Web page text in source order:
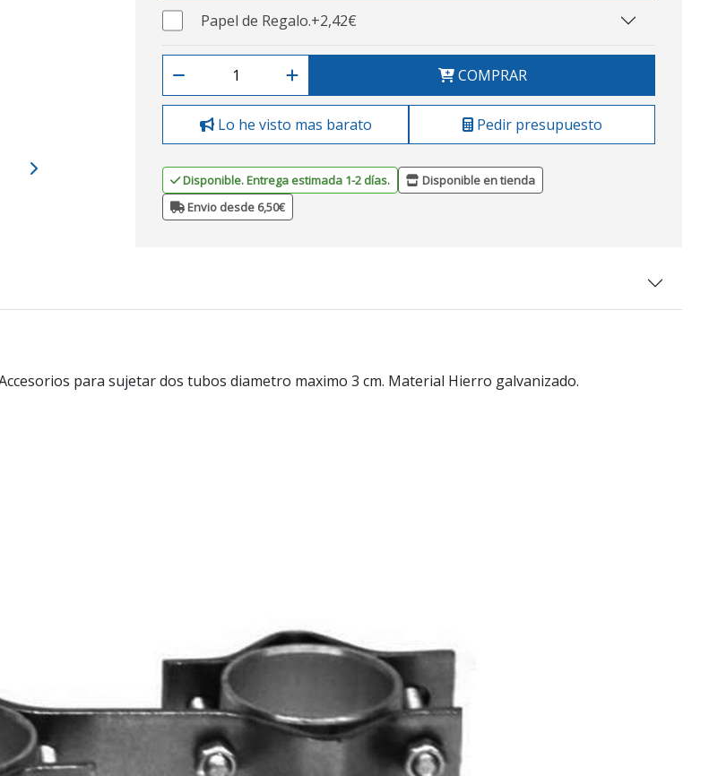
Papel de Regalo.+2,42€
COMPRAR
Lo he visto mas barato Pedir presupuesto
Disponible. Entrega estimada 1-2 días.
Disponible en tienda
Envio desde 6,50€
para sujetar dos tubos diametro maximo 3 cm. Material Hierro galvanizado.